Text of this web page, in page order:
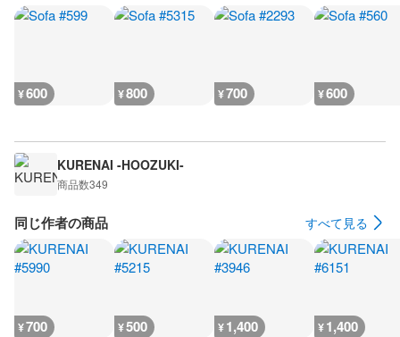
¥600 ¥800 ¥700 ¥600
KURENAI -HOOZUKI-
商品数349
同じ作者の商品 すべて見る
¥700 ¥500 ¥1,400 ¥1,400